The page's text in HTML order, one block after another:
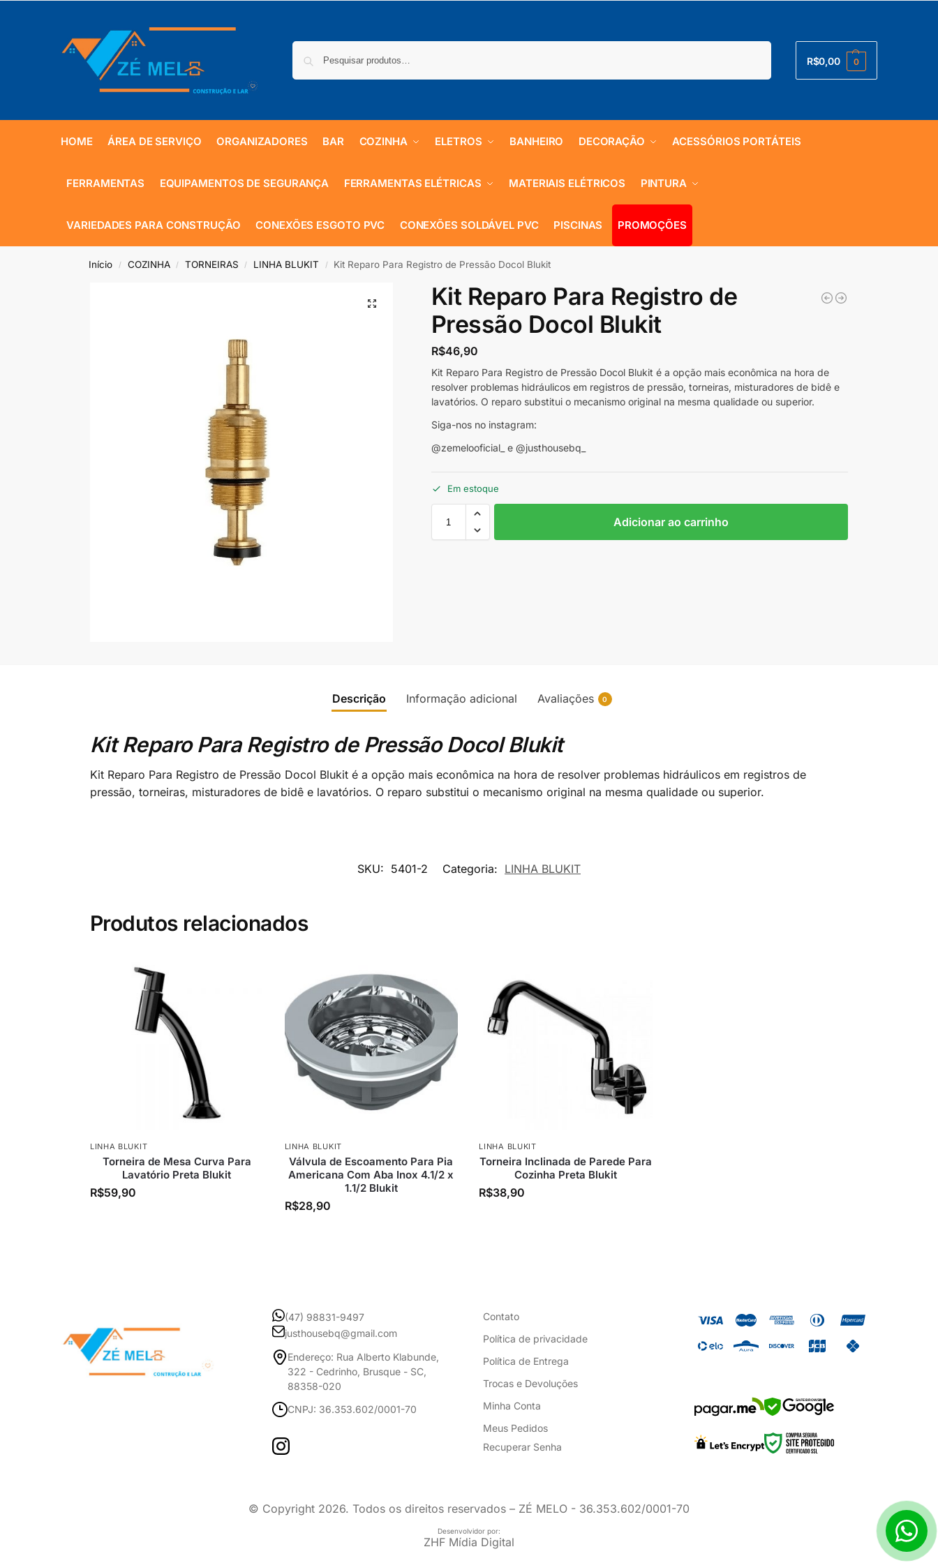
R$0,00 0
HOME ÁREA DE SERVIÇO ORGANIZADORES BAR COZINHA ELETROS BANHEIRO DECORAÇÃO ACESSÓRIOS PORTÁTEIS
FERRAMENTAS EQUIPAMENTOS DE SEGURANÇA FERRAMENTAS ELÉTRICAS MATERIAIS ELÉTRICOS PINTURA
VARIEDADES PARA CONSTRUÇÃO CONEXÕES ESGOTO PVC CONEXÕES SOLDÁVEL PVC PISCINAS PROMOÇÕES
Início / COZINHA / TORNEIRAS / LINHA BLUKIT / Kit Reparo Para Registro de Pressão Docol Blukit
Kit Reparo Para Registro de
Pressão Docol Blukit
R$46,90
Kit Reparo Para Registro de Pressão Docol Blukit é a opção mais econômica na hora de
resolver problemas hidráulicos em registros de pressão, torneiras, misturadores de bidê e
lavatórios. O reparo substitui o mecanismo original na mesma qualidade ou superior.
Siga-nos no instagram:
@zemelooficial_ e @justhousebq_
Em estoque
Adicionar ao carrinho
Descrição Informação adicional Avaliações 0
Kit Reparo Para Registro de Pressão Docol Blukit
Kit Reparo Para Registro de Pressão Docol Blukit é a opção mais econômica na hora de resolver problemas hidráulicos em registros de
pressão, torneiras, misturadores de bidê e lavatórios. O reparo substitui o mecanismo original na mesma qualidade ou superior.
SKU: 5401-2 Categoria: LINHA BLUKIT
Produtos relacionados
LINHA BLUKIT
Torneira de Mesa Curva Para
Lavatório Preta Blukit
R$59,90
LINHA BLUKIT
Válvula de Escoamento Para Pia
Americana Com Aba Inox 4.1/2 x
1.1/2 Blukit
R$28,90
LINHA BLUKIT
Torneira Inclinada de Parede Para
Cozinha Preta Blukit
R$38,90
(47) 98831-9497
justhousebq@gmail.com
Endereço: Rua Alberto Klabunde,
322 - Cedrinho, Brusque - SC,
88358-020
CNPJ: 36.353.602/0001-70
Contato
Política de privacidade
Política de Entrega
Trocas e Devoluções
Minha Conta
Meus Pedidos
Recuperar Senha
SAFE BROWSING
© Copyright 2026. Todos os direitos reservados – ZÉ MELO - 36.353.602/0001-70
Desenvolvidor por:
ZHF Mídia Digital